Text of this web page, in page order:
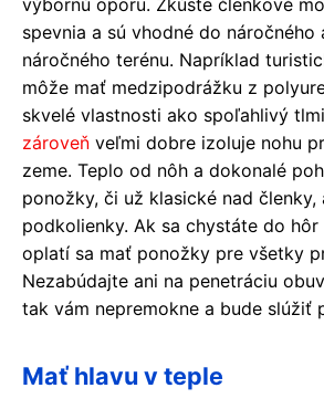
spevnia a sú vhodné do náročného
náročného terénu. Napríklad
môže mať medzipodrážku z
skvelé vlastnosti ako spoľahlivý
zároveň veľmi dobre izoluje nohu
zeme. Teplo od nôh a dokonalé
ponožky, či už klasické nad členky,
podkolienky. Ak sa chystáte do
oplatí sa mať ponožky pre všetky
Nezabúdajte ani na penetráciu
tak vám nepremokne a bude slúžiť
Mať hlavu v teple